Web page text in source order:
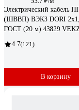
Электрический кабель
(ШВВП) ВЭКЗ DORI
ГОСТ (20 м) 43829
4.7(121)
В корзину